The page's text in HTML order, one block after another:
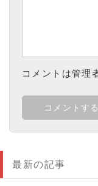
コメントは管理
最新の記事